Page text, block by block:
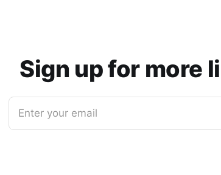
Sign up for more
Enter your email